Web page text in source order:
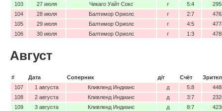
103
27 июля Чикаго Уайт Сокс г 5:4
104
28 июля Балтимор Ориолс г 2:7
105
29 июля Балтимор Ориолс г 4:5
106
30 июля Балтимор Ориолс г 1:3
Август
# Дата Соперник д/г Счёт
107
1 августа Кливленд Индианс д 5:8
108
2 августа Кливленд Индианс д 3:7
109
3 августа Кливленд Индианс д 8:7